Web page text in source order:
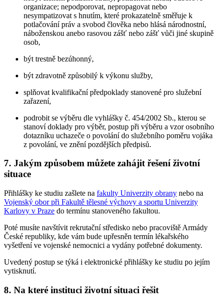
organizace; nepodporovat, nepropagovat nebo
nesympatizovat s hnutím, které prokazatelně směřuje k
potlačování práv a svobod člověka nebo hlásá národnostní,
náboženskou anebo rasovou zášť nebo zášť vůči jiné skupině
osob,
být trestně bezúhonný,
být zdravotně způsobilý k výkonu služby,
splňovat kvalifikační předpoklady stanovené pro služební
zařazení,
podrobit se výběru dle vyhlášky č. 454/2002 Sb., kterou se
stanoví doklady pro výběr, postup při výběru a vzor osobního
dotazníku uchazeče o povolání do služebního poměru vojáka
z povolání, ve znění pozdějších předpisů.
7. Jakým způsobem můžete zahájit řešení životní
situace
Přihlášky ke studiu zašlete na fakulty Univerzity obrany nebo na
Vojenský obor při Fakultě tělesné výchovy a sportu Univerzity
Karlovy v Praze do termínu stanoveného fakultou.
Poté musíte navštívit rekrutační středisko nebo pracoviště Armády
České republiky, kde vám bude upřesněn termín lékařského
vyšetření ve vojenské nemocnici a vydány potřebné dokumenty.
Uvedený postup se týká i elektronické přihlášky ke studiu po jejím
vytisknutí.
8. Na které instituci životní situaci řešit